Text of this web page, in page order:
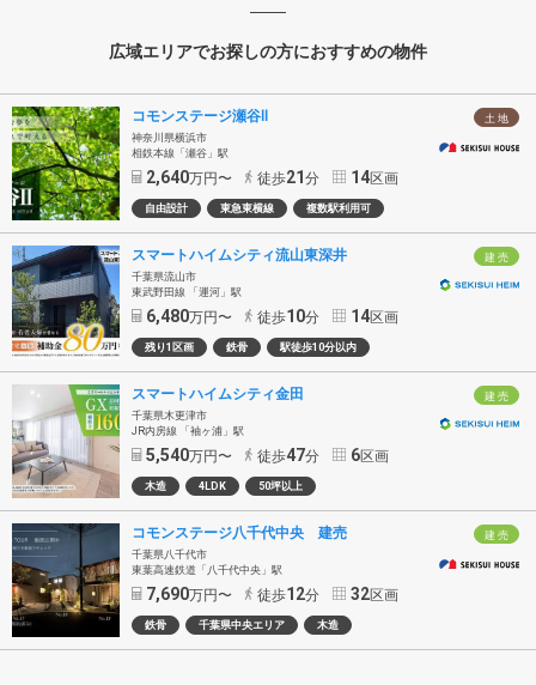
広域エリアでお探しの方におすすめの物件
土 地
コモンステージ瀬谷Ⅱ
神奈川県横浜市
相鉄本線「瀬谷」駅
2,640万円〜 徒歩21 分 14区画
自由設計 東急東横線 複数駅利用可
建 売
スマートハイムシティ流山東深井
千葉県流山市
東武野田線 「運河」駅
6,480万円〜 徒歩10分 14区画
残り1区画 鉄骨 駅徒歩10分以内
建 売
スマートハイムシティ金田
千葉県木更津市
JR内房線 「袖ヶ浦」駅
5,540万円〜 徒歩47分 6区画
木造 4LDK 50坪以上
建 売
コモンステージ八千代中央 建売
千葉県八千代市
東葉高速鉄道「八千代中央」駅
7,690万円〜 徒歩12分 32区画
鉄骨 千葉県中央エリア 木造